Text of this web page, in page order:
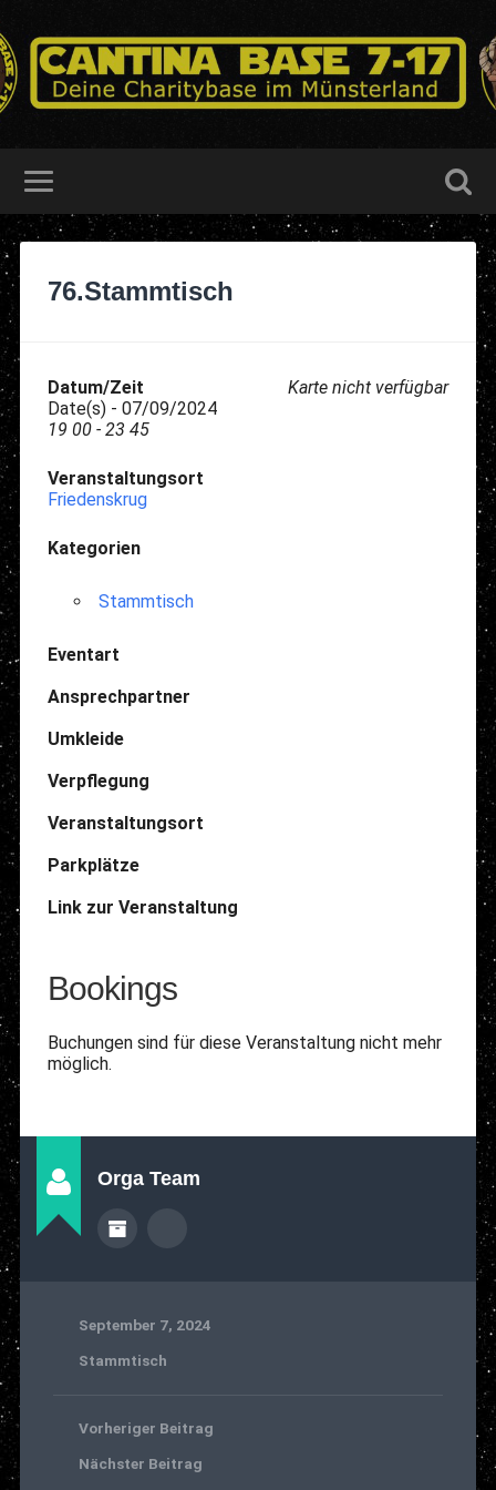
76.Stammtisch
Karte nicht verfügbar
Datum/Zeit
Date(s) - 07/09/2024
19 00 - 23 45
Veranstaltungsort
Friedenskrug
Kategorien
Stammtisch
Eventart
Ansprechpartner
Umkleide
Verpflegung
Veranstaltungsort
Parkplätze
Link zur Veranstaltung
Bookings
Buchungen sind für diese Veranstaltung nicht mehr
möglich.
Orga Team
September 7, 2024
Stammtisch
Vorheriger Beitrag
Nächster Beitrag